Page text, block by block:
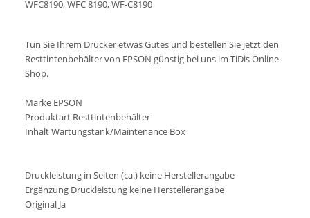
WFC8190, WFC 8190, WF-C8190
Tun Sie Ihrem Drucker etwas Gutes und bestellen Sie jetzt den
Resttintenbehälter von EPSON günstig bei uns im TiDis Online-
Shop.
Marke EPSON
Produktart Resttintenbehälter
Inhalt Wartungstank/Maintenance Box
Druckleistung in Seiten (ca.) keine Herstellerangabe
Ergänzung Druckleistung keine Herstellerangabe
Original Ja